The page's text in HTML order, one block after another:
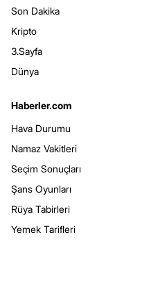
Son Dakika
Kripto
3.Sayfa
Dünya
Haberler.com
Hava Durumu
Namaz Vakitleri
Seçim Sonuçları
Şans Oyunları
Rüya Tabirleri
Yemek Tarifleri